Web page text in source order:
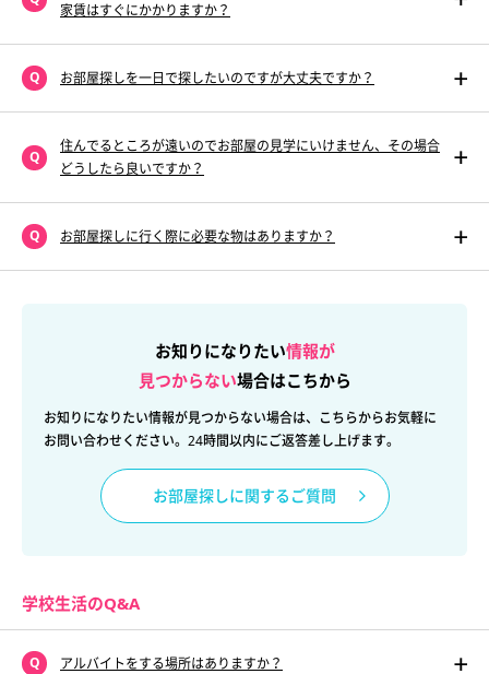
家賃はすぐにかかりますか？
お部屋探しを一日で探したいのですが大丈夫ですか？
住んでるところが遠いのでお部屋の見学にいけません、その場合
どうしたら良いですか？
お部屋探しに行く際に必要な物はありますか？
お知りになりたい情報が
見つからない場合はこちから
お知りになりたい情報が見つからない場合は、こちらからお気軽に
お問い合わせください。24時間以内にご返答差し上げます。
お部屋探しに関するご質問
学校生活のQ&A
アルバイトをする場所はありますか？